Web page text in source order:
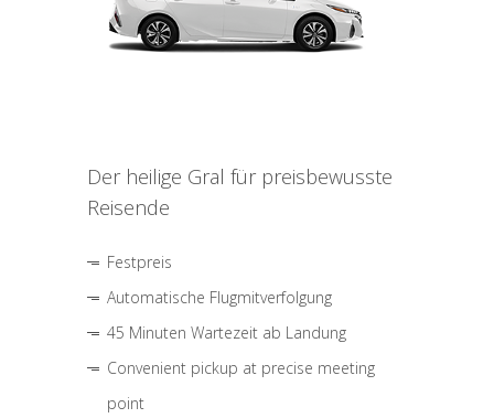
Der heilige Gral für preisbewusste
Reisende
Festpreis
Automatische Flugmitverfolgung
45 Minuten Wartezeit ab Landung
Convenient pickup at precise meeting
point